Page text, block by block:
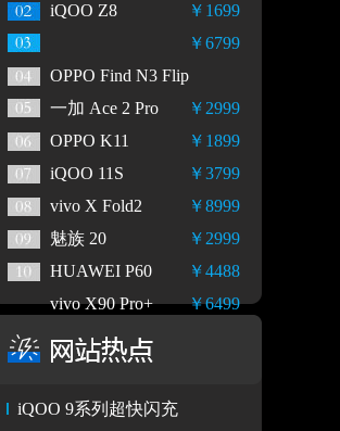
￥1699
iQOO Z8
￥6799
OPPO Find N3 Flip
￥2999
一加 Ace 2 Pro
￥1899
OPPO K11
￥3799
iQOO 11S
￥8999
vivo X Fold2
￥2999
魅族 20
￥4488
HUAWEI P60
￥6499
vivo X90 Pro+
iQOO 9系列超快闪充